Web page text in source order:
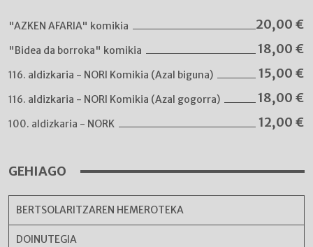
"AZKEN AFARIA" komikia 20,00 €
"Bidea da borroka" komikia 18,00 €
116. aldizkaria - NORI Komikia (Azal biguna) 15,00 €
116. aldizkaria - NORI Komikia (Azal gogorra) 18,00 €
100. aldizkaria - NORK 12,00 €
GEHIAGO
BERTSOLARITZAREN HEMEROTEKA
DOINUTEGIA